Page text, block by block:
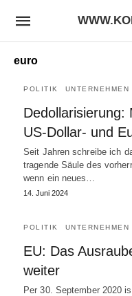
euro
POLITIK UNTERNEHMEN
Dedollarisierung:
US-Dollar- und
Seit Jahren schreibe ich
tragende Säule des
wenn ein neues…
14. Juni 2024
POLITIK UNTERNEHMEN
EU: Das
weiter
Per 30. September 2020